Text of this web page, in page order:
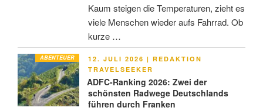
Kaum steigen die Temperaturen, zieht es
viele Menschen wieder aufs Fahrrad. Ob
kurze …
ABENTEUER
VERÖFFENTLICHT
AM
12. JULI 2026 | REDAKTION
TRAVELSEEKER
ADFC-Ranking 2026: Zwei der
schönsten Radwege Deutschlands
führen durch Franken